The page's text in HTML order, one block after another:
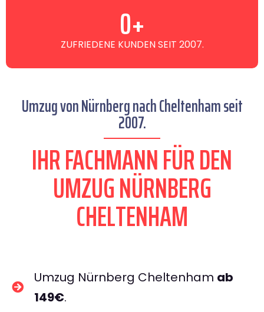
ZUFRIEDENE KUNDEN SEIT 2007.
0+
Umzug von Nürnberg nach Cheltenham seit
2007.
IHR FACHMANN FÜR DEN
UMZUG NÜRNBERG
CHELTENHAM
Umzug Nürnberg Cheltenham ab
149€.